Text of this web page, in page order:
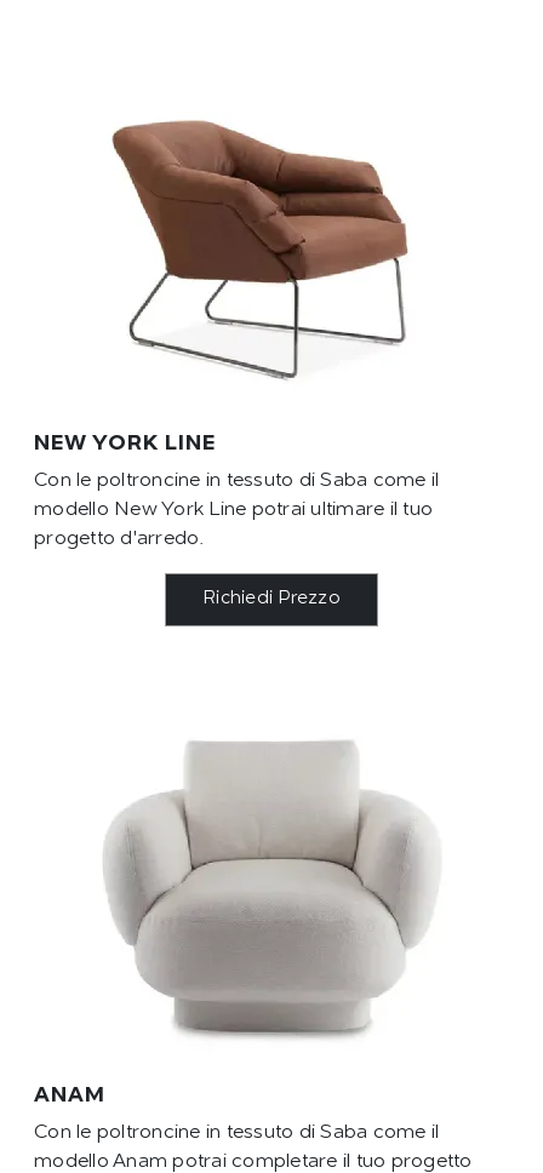
NEW YORK LINE
Con le poltroncine in tessuto di Saba come il
modello New York Line potrai ultimare il tuo
progetto d'arredo.
Richiedi Prezzo
ANAM
Con le poltroncine in tessuto di Saba come il
modello Anam potrai completare il tuo progetto